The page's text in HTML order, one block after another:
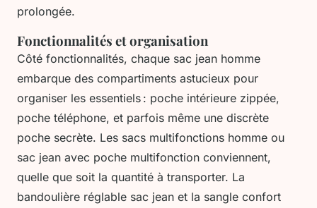
prolongée.
Fonctionnalités et organisation
Côté fonctionnalités, chaque sac jean homme
embarque des compartiments astucieux pour
organiser les essentiels : poche intérieure zippée,
poche téléphone, et parfois même une discrète
poche secrète. Les sacs multifonctions homme ou
sac jean avec poche multifonction conviennent,
quelle que soit la quantité à transporter. La
bandoulière réglable sac jean et la sangle confort